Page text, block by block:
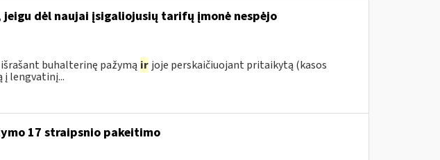
dėl naujai įsigaliojusių tarifų įmonė nespėjo
buhalterinę pažymą ir joje perskaičiuojant pritaikytą (kasos
lengvatinį...
17 straipsnio pakeitimo